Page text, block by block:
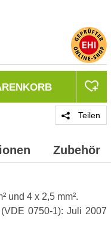
Teilen
Zubehör
und 4 x 2,5 mm².
0750-1): Juli 2007